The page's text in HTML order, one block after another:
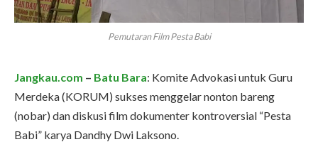
Pemutaran Film Pesta Babi
Jangkau.com – Batu Bara: Komite Advokasi untuk Guru
Merdeka (KORUM) sukses menggelar nonton bareng
(nobar) dan diskusi film dokumenter kontroversial “Pesta
Babi” karya Dandhy Dwi Laksono.